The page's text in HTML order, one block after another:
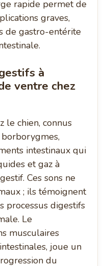
rapide permet de
graves,
de gastro-entérite
à
ventre chez
le chien, connus
intestinaux qui
et gaz à
Ces sons ne
; ils témoignent
processus digestifs
Le
musculaires
joue un
du